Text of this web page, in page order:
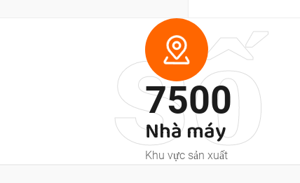
số
7500
Nhà máy
Khu vực sản xuất